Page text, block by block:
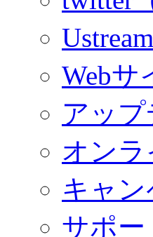
Webサ
アップ
オン
キャン
サポー